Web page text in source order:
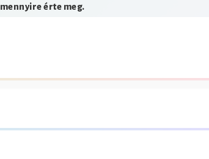
mennyire érte meg.